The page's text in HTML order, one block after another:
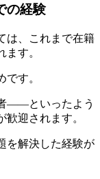
の経験
は、これまで在籍
す。
す。
――といったよう
迎されます。
を解決した経験が